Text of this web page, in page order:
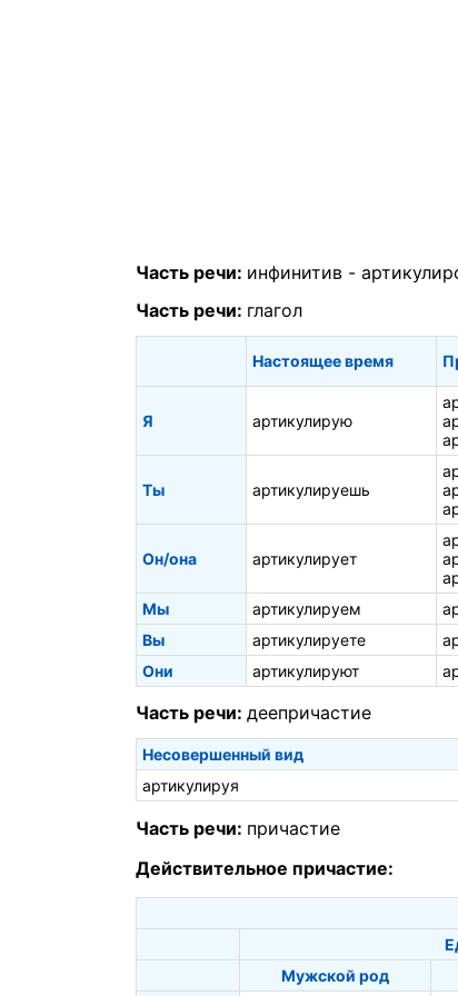
Часть речи: инфинитив -
Часть речи: глагол
Настоящее время
Я артикулирую
Ты артикулируешь
Он/она артикулирует
Мы
артикулируем
Вы
артикулируете
Они
артикулируют
Часть речи: деепричастие
Несовершенный вид
артикулируя
Часть речи: причастие
Действительное причастие:
Мужской род